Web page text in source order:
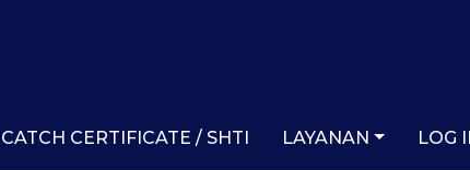
CATCH CERTIFICATE / SHTI LAYANAN LOG